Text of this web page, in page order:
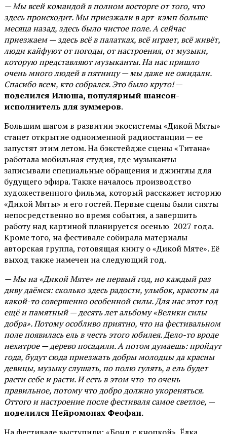
— Мы всей командой в полном восторге от того, что
здесь происходит. Мы приезжали в арт-кэмп больше
месяца назад, здесь было чистое поле. А сейчас
приезжаем — здесь всё в палатках, всё играет, всё живёт,
люди кайфуют от погоды, от настроения, от музыки,
которую представляют музыканты. На нас пришло
очень много людей в пятницу — мы даже не ожидали.
Спасибо всем, кто собрался. Это было круто!—
поделился Илюша, популярный шансон-
исполнитель для зуммеров.
Большим шагом в развитии экосистемы «Дикой Мяты»
станет открытие одноименной радиостанции — ее
запустят этим летом. На бэкстейдже сцены «Титана»
работала мобильная студия, где музыканты
записывали специальные обращения и джинглы для
будущего эфира. Также началось производство
художественного фильма, который расскажет историю
«Дикой Мяты» и его гостей. Первые сцены были сняты
непосредственно во время события, а завершить
работу над картиной планируется осенью 2027 года.
Кроме того, на фестивале собирала материалы
авторская группа, готовящая книгу о «Дикой Мяте». Её
выход также намечен на следующий год.
— Мы на «Дикой Мяте» не первый год, но каждый раз
диву даёмся: сколько здесь радости, улыбок, красоты да
какой-то совершенно особенной силы. Для нас этот год
ещё и памятный — десять лет альбому «Велики силы
добра». Потому особливо приятно, что на фестивальном
поле появилась ель в честь этого юбилея. Дело-то вроде
нехитрое — дерево посадили. А потом думаешь: пройдут
года, будут сюда приезжать добры молодцы да красны
девицы, музыку слушать, по полю гулять, а ель будет
расти себе и расти. И есть в этом что-то очень
правильное, потому что добро должно укореняться.
Оттого и настроение после фестиваля самое светлое, —
поделился Нейромонах Феофан.